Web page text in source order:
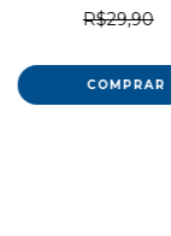
R$29,90